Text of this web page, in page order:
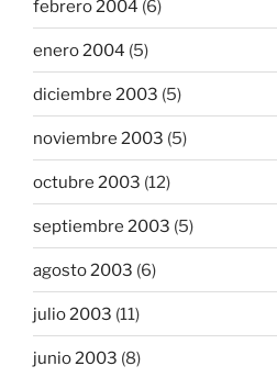
febrero 2004 (6)
enero 2004 (5)
diciembre 2003 (5)
noviembre 2003 (5)
octubre 2003 (12)
septiembre 2003 (5)
agosto 2003 (6)
julio 2003 (11)
junio 2003 (8)